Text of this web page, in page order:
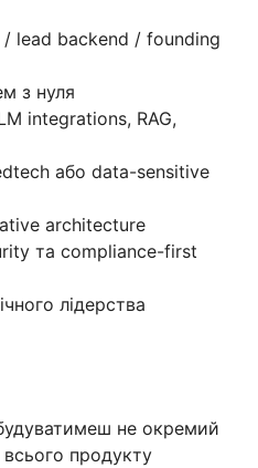
/ lead backend / founding
з нуля
integrations, RAG,
або data-sensitive
architecture
та compliance-first
лідерства
не окремий
продукту